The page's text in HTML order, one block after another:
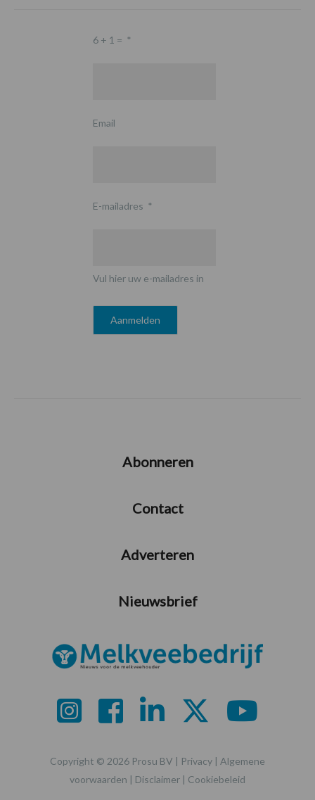
6 + 1 = *
Email
E-mailadres *
Vul hier uw e-mailadres in
Abonneren
Contact
Adverteren
Nieuwsbrief
Copyright © 2026 Prosu BV | Privacy | Algemene
voorwaarden | Disclaimer | Cookiebeleid